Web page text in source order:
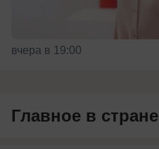
вчера в 19:00
Главное в стране